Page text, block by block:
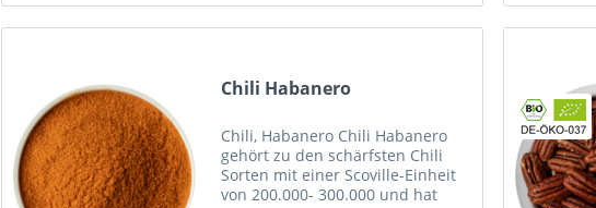
Chili Habanero
Chili, Habanero Chili Habanero
gehört zu den schärfsten Chili
Sorten mit einer Scoville-Einheit
von 200.000- 300.000 und hat